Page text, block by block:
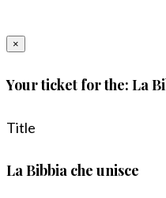
×
Your ticket for the: La
Title
La Bibbia che unisce